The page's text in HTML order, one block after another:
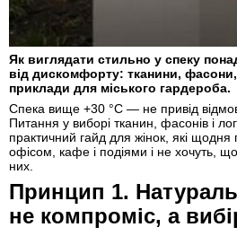
Як виглядати стильно у спеку
від дискомфорту: тканини, фасони,
приклади для міського гардероба.
Спека вище +30 °C — не привід
Питання у виборі тканин, фасонів і
практичний гайд для жінок, які
офісом, кафе і подіями і не хочуть,
них.
Принцип 1.
не компроміс, а